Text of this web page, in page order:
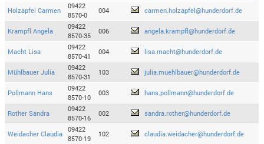
Holzapfel Carmen
09422
8570-0
004 carmen.holzapfel@hunderdorf.de
Krampfl Angela
09422
8570-35
006 angela.krampfl@hunderdorf.de
Macht Lisa
09422
8570-41
004 lisa.macht@hunderdorf.de
Mühlbauer Julia
09422
8570-31
103 julia.muehlbauer@hunderdorf.de
Pollmann Hans
09422
8570-10
003 hans.pollmann@hunderdorf.de
Rother Sandra
09422
8570-16
002 sandra.rother@hunderdorf.de
Weidacher Claudia
09422
8570-19
102 claudia.weidacher@hunderdorf.de